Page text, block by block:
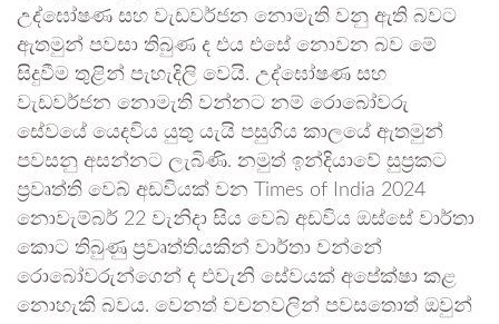
උද්ඝෝෂණ සහ වැඩවර්ජන නොමැති වනු ඇති බවට
ඇතමුන් පවසා තිබුණ ද එය එසේ නොවන බව මේ
සිදුවීම තුළින් පැහැදිලි වෙයි. උද්ඝෝෂණ සහ
වැඩවර්ජන නොමැති වන්නට නම් රොබෝවරු
සේවයේ යෙදවිය යුතු යැයි පසුගිය කාලයේ ඇතමුන්
පවසනු අසන්නට ලැබිණි. නමුත් ඉන්දියාවේ සුප්‍රකට
ප්‍රවෘත්ති වෙබ් අඩවියක් වන Times of India 2024
නොවැම්බර් 22 වැනිදා සිය වෙබ් අඩවිය ඔස්සේ වාර්තා
කොට තිබුණු ප්‍රවෘත්තියකින් වාර්තා වන්නේ
රොබෝවරුන්ගෙන් ද එවැනි සේවයක් අපේක්ෂා කළ
නොහැකි බවය. වෙනත් වචනවලින් පවසතොත් ඔවුන්